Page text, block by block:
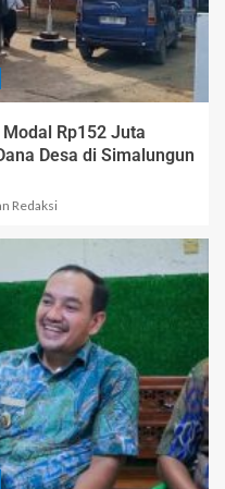
Rp152 Juta
Desa di Simalungun
Redaksi